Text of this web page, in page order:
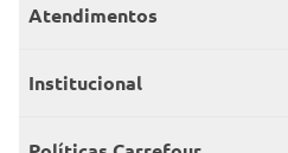
Atendimentos
Meus pedidos
Institucional
Grupo Carrefour Brasil